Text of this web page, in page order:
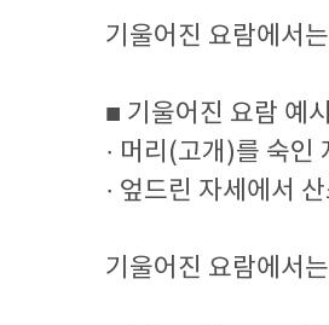
기울어진 요람에서
■ 기울어진 요람 예
· 머리(고개)를 숙인
· 엎드린 자세에서
기울어진 요람에서